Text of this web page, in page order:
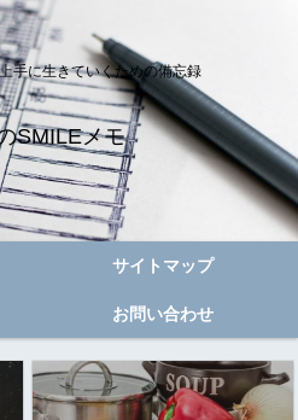
手に生きていくための備忘録
SMILEメモ
サイトマップ
お問い合わせ